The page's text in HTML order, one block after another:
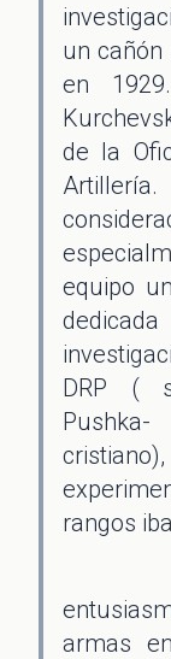
un cañón
en
de la
equipo
DRP (
rangos
armas